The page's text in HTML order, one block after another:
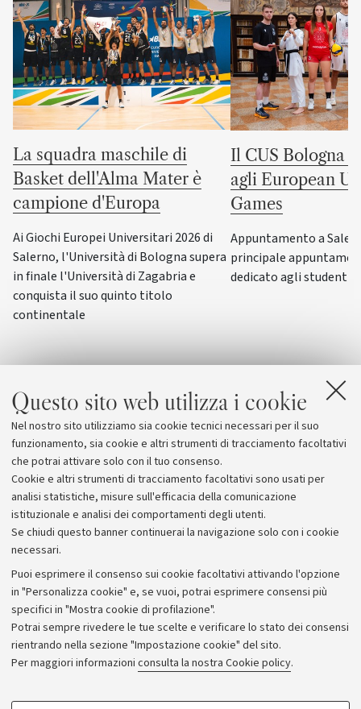
Questo sito web utilizza i cookie
Nel nostro sito utilizziamo sia cookie tecnici necessari per il suo
funzionamento, sia cookie e altri strumenti di tracciamento facoltativi
che potrai attivare solo con il tuo consenso.
Cookie e altri strumenti di tracciamento facoltativi sono usati per
analisi statistiche, misure sull'efficacia della comunicazione
istituzionale e analisi dei comportamenti degli utenti.
Se chiudi questo banner continuerai la navigazione solo con i cookie
necessari.
Puoi esprimere il consenso sui cookie facoltativi attivando l'opzione
in "Personalizza cookie" e, se vuoi, potrai esprimere consensi più
specifici in "Mostra cookie di profilazione".
Potrai sempre rivedere le tue scelte e verificare lo stato dei consensi
rientrando nella sezione "Impostazione cookie" del sito.
Per maggiori informazioni consulta la nostra Cookie policy.
La squadra maschile di
Basket dell'Alma Mater è
campione d'Europa
Ai Giochi Europei Universitari 2026 di
Salerno, l'Università di Bologna supera
in finale l'Università di Zagabria e
conquista il suo quinto titolo
continentale
Il CUS Bologna
agli European
Games
Appuntamento a
principale
dedicato agli
Archivio
Comunicati stampa
Redazione
Rassegna stampa